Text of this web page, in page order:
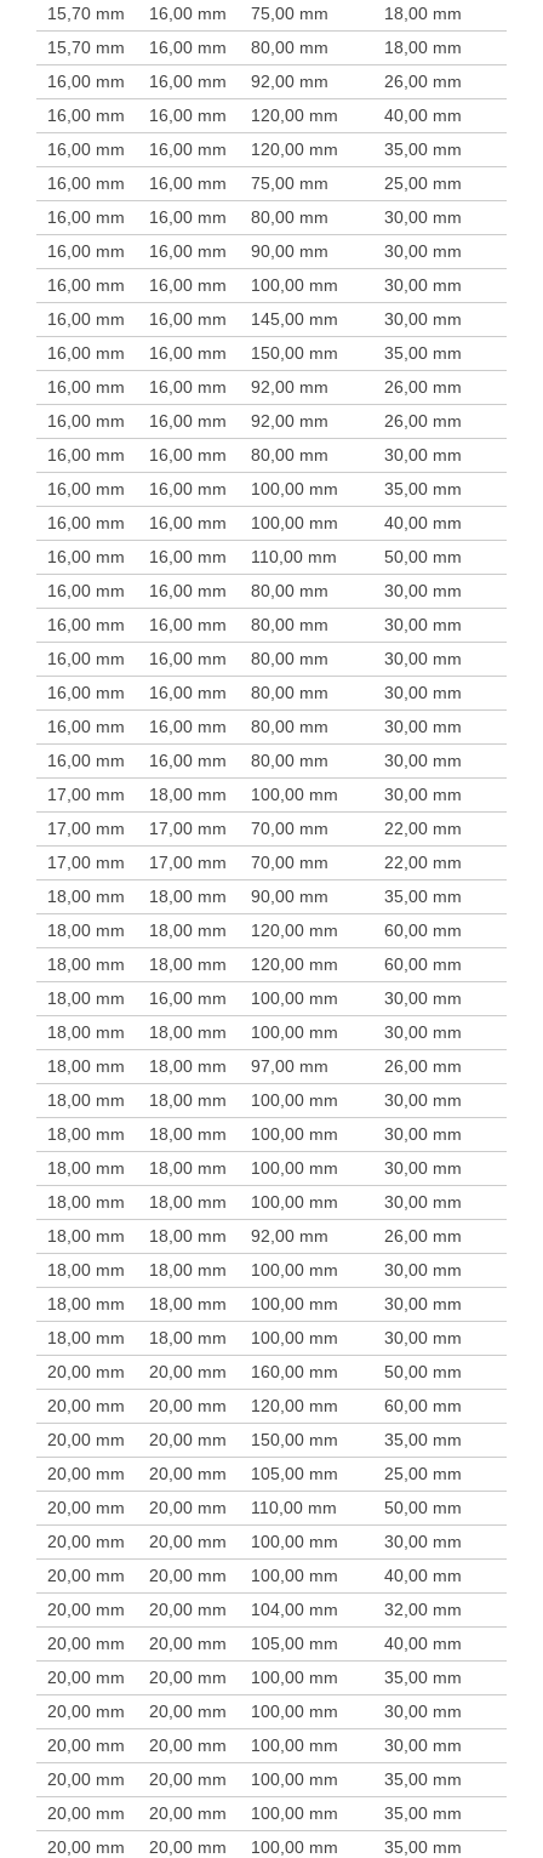
15,70 mm 16,00 mm 75,00 mm 18,00 mm
15,70 mm
16,00 mm 80,00 mm 18,00 mm
16,00 mm
16,00 mm 92,00 mm 26,00 mm
16,00 mm
16,00 mm 120,00 mm 40,00 mm
16,00 mm
16,00 mm 120,00 mm 35,00 mm
16,00 mm
16,00 mm 75,00 mm 25,00 mm
16,00 mm
16,00 mm 80,00 mm 30,00 mm
16,00 mm
16,00 mm 90,00 mm 30,00 mm
16,00 mm
16,00 mm 100,00 mm 30,00 mm
16,00 mm
16,00 mm 145,00 mm 30,00 mm
16,00 mm
16,00 mm 150,00 mm 35,00 mm
16,00 mm
16,00 mm 92,00 mm 26,00 mm
16,00 mm
16,00 mm 92,00 mm 26,00 mm
16,00 mm
16,00 mm 80,00 mm 30,00 mm
16,00 mm
16,00 mm 100,00 mm 35,00 mm
16,00 mm
16,00 mm 100,00 mm 40,00 mm
16,00 mm
16,00 mm 110,00 mm 50,00 mm
16,00 mm
16,00 mm 80,00 mm 30,00 mm
16,00 mm
16,00 mm 80,00 mm 30,00 mm
16,00 mm
16,00 mm 80,00 mm 30,00 mm
16,00 mm
16,00 mm 80,00 mm 30,00 mm
16,00 mm
16,00 mm 80,00 mm 30,00 mm
16,00 mm
16,00 mm 80,00 mm 30,00 mm
17,00 mm
18,00 mm 100,00 mm 30,00 mm
17,00 mm
17,00 mm 70,00 mm 22,00 mm
17,00 mm
17,00 mm 70,00 mm 22,00 mm
18,00 mm
18,00 mm 90,00 mm 35,00 mm
18,00 mm
18,00 mm 120,00 mm 60,00 mm
18,00 mm
18,00 mm 120,00 mm 60,00 mm
18,00 mm
16,00 mm 100,00 mm 30,00 mm
18,00 mm
18,00 mm 100,00 mm 30,00 mm
18,00 mm
18,00 mm 97,00 mm 26,00 mm
18,00 mm
18,00 mm 100,00 mm 30,00 mm
18,00 mm
18,00 mm 100,00 mm 30,00 mm
18,00 mm
18,00 mm 100,00 mm 30,00 mm
18,00 mm
18,00 mm 100,00 mm 30,00 mm
18,00 mm
18,00 mm 92,00 mm 26,00 mm
18,00 mm
18,00 mm 100,00 mm 30,00 mm
18,00 mm
18,00 mm 100,00 mm 30,00 mm
18,00 mm
18,00 mm 100,00 mm 30,00 mm
20,00 mm
20,00 mm 160,00 mm 50,00 mm
20,00 mm
20,00 mm 120,00 mm 60,00 mm
20,00 mm
20,00 mm 150,00 mm 35,00 mm
20,00 mm
20,00 mm 105,00 mm 25,00 mm
20,00 mm
20,00 mm 110,00 mm 50,00 mm
20,00 mm
20,00 mm 100,00 mm 30,00 mm
20,00 mm
20,00 mm 100,00 mm 40,00 mm
20,00 mm
20,00 mm 104,00 mm 32,00 mm
20,00 mm
20,00 mm 105,00 mm 40,00 mm
20,00 mm
20,00 mm 100,00 mm 35,00 mm
20,00 mm
20,00 mm 100,00 mm 30,00 mm
20,00 mm
20,00 mm 100,00 mm 30,00 mm
20,00 mm
20,00 mm 100,00 mm 35,00 mm
20,00 mm
20,00 mm 100,00 mm 35,00 mm
20,00 mm
20,00 mm 100,00 mm 35,00 mm